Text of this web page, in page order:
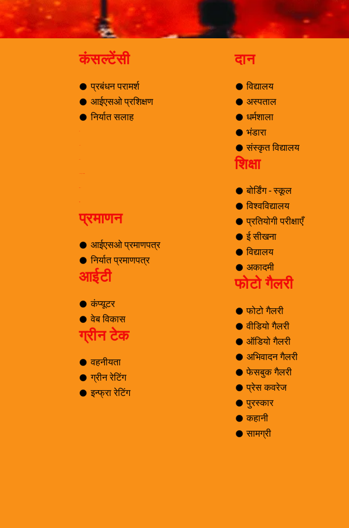
कंसल्टेंसी
प्रबंधन परामर्श
आईएसओ प्रशिक्षण
निर्यात सलाह
प्रमाणन
आईएसओ प्रमाणपत्र
निर्यात प्रमाणपत्र
आईटी
कंप्यूटर
वेब विकास
ग्रीन टेक
वहनीयता
ग्रीन रेटिंग
इन्फ्रा रेटिंग
दान
विद्यालय
अस्पताल
धर्मशाला
भंडारा
संस्कृत विद्यालय
शिक्षा
बोर्डिंग - स्कूल
विश्वविद्यालय
प्रतियोगी परीक्षाएँ
ई सीखना
विद्यालय
अकादमी
फोटो गैलरी
फोटो गैलरी
वीडियो गैलरी
ऑडियो गैलरी
अभिवादन गैलरी
फेसबुक गैलरी
प्रेस कवरेज
पुरस्कार
कहानी
सामग्री